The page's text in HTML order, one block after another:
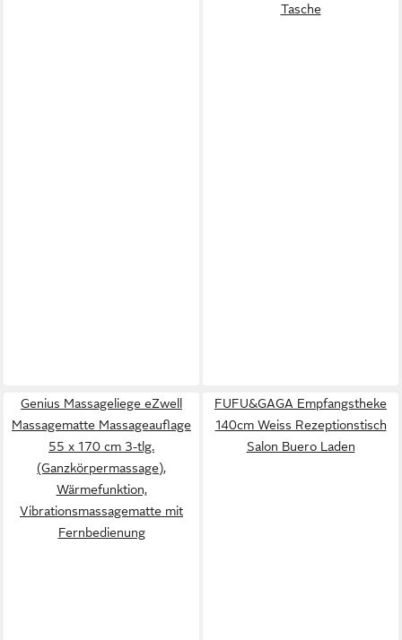
Tasche
Genius Massageliege eZwell
Massagematte Massageauflage
55 x 170 cm 3-tlg.
(Ganzkörpermassage),
Wärmefunktion,
Vibrationsmassagematte mit
Fernbedienung
FUFU&GAGA Empfangstheke
140cm Weiss Rezeptionstisch
Salon Buero Laden